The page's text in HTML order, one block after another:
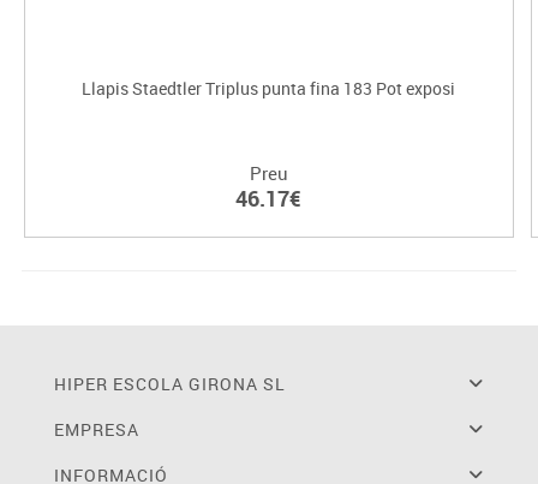
Llapis Staedtler Triplus punta fina 183 Pot exposi
Preu
46.17€
HIPER ESCOLA GIRONA SL
EMPRESA
INFORMACIÓ